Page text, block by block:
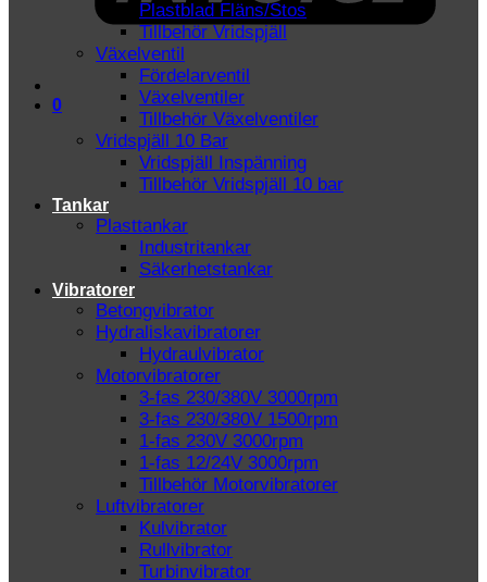
0
Plastblad Fläns/Stos
Tillbehör Vridspjäll
Växelventil
Fördelarventil
Växelventiler
Tillbehör Växelventiler
Vridspjäll 10 Bar
Vridspjäll Inspänning
Tillbehör Vridspjäll 10 bar
Tankar
Plasttankar
Industritankar
Säkerhetstankar
Vibratorer
Betongvibrator
Hydraliskavibratorer
Hydraulvibrator
Motorvibratorer
3-fas 230/380V 3000rpm
3-fas 230/380V 1500rpm
1-fas 230V 3000rpm
1-fas 12/24V 3000rpm
Tillbehör Motorvibratorer
Luftvibratorer
Kulvibrator
Rullvibrator
Turbinvibrator